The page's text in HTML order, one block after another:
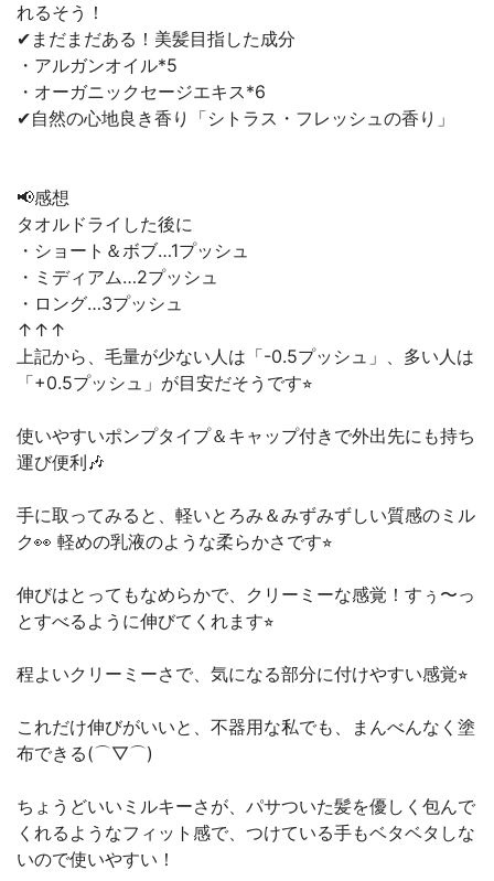
れるそう！
✔︎まだまだある！美髪目指した成分
・アルガンオイル*5
・オーガニックセージエキス*6
✔︎自然の心地良き香り「シトラス・フレッシュの香り」
📢感想
タオルドライした後に
・ショート＆ボブ…1プッシュ
・ミディアム…2プッシュ
・ロング…3プッシュ
↑↑↑
上記から、毛量が少ない人は「-0.5プッシュ」、多い人は
「+0.5プッシュ」が目安だそうです⭐︎
使いやすいポンプタイプ＆キャップ付きで外出先にも持ち
運び便利🎶
手に取ってみると、軽いとろみ＆みずみずしい質感のミル
ク👀 軽めの乳液のような柔らかさです⭐︎
伸びはとってもなめらかで、クリーミーな感覚！すぅ〜っ
とすべるように伸びてくれます⭐︎
程よいクリーミーさで、気になる部分に付けやすい感覚⭐︎
これだけ伸びがいいと、不器用な私でも、まんべんなく塗
布できる(⌒▽⌒)
ちょうどいいミルキーさが、パサついた髪を優しく包んで
くれるようなフィット感で、つけている手もベタベタしな
いので使いやすい！